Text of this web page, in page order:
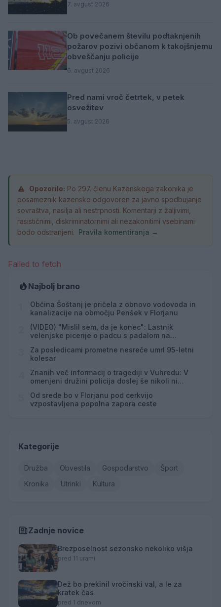
7. avgust 2026
Ob povečanem številu podtaknjenih
požarov pozivi občanom k takojšnjemu
obveščanju policije
6. avgust 2026
Pred nami vroč četrtek, v petek
osvežitev
5. avgust 2026
Opozorilo: Po 297. členu Kazenskega zakonika je
posameznik kazensko odgovoren za javno spodbujanje
sovraštva, nasilja ali nestrpnosti. Komentarji z žaljivimi,
rasističnimi, diskriminatornimi ali nezakonitimi vsebinami
bodo odstranjeni. Pravila komentiranja →
Failed to fetch
Najbolj brano
Občina Šoštanj je pričela z obnovo vodovoda in
kanalizacije na območju Penšek v Florjanu
(VIDEO) "Mislil sem, da je konec": Lastnik
velenjske picerije o padcu s padalom na
Za posledicami prometne nesreče umrl 95-letni
kolesar
Znanih več informacij o tragediji v Vuhredu: V
omenjeni družini policija doslej še nikoli ni
Od srede bo v Florjanu pod cerkvijo
vzpostavljena popolna zapora ceste
Kategorije
Družba Obvestila Gospodarstvo
Šport
Kronika
Utrinki Kultura
Zadnje novice
Brezposelnost sezonsko nekoliko višja
pred 11 urami
Dež bo prekinil vročinski val, a le za
kratek čas
pred 1 dnevom